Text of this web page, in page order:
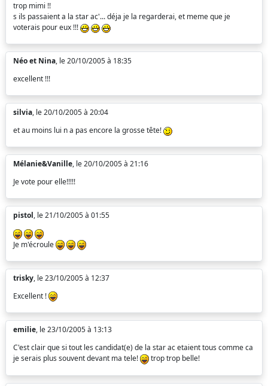
trop mimi !!
s ils passaient a la star ac'... déja je la regarderai, et meme que je
voterais pour eux !!!
Néo et Nina, le 20/10/2005 à 18:35
excellent !!!
silvia, le 20/10/2005 à 20:04
et au moins lui n a pas encore la grosse tête!
Mélanie&Vanille, le 20/10/2005 à 21:16
Je vote pour elle!!!!!
pistol, le 21/10/2005 à 01:55
Je m'écroule
trisky, le 23/10/2005 à 12:37
Excellent !
emilie, le 23/10/2005 à 13:13
C'est clair que si tout les candidat(e) de la star ac etaient tous comme ca
je serais plus souvent devant ma tele!
trop trop belle!